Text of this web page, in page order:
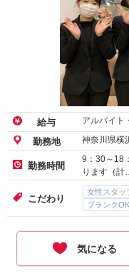
給与 アルバイト
勤務地 神奈川県横
勤務時間
9：30～18：30 勤務日：平日2～3時間、土
ります（
こだわり
女性スタッ
ブランクOK
気になる